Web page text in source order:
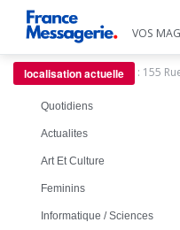
VOS
localisation actuelle : 155
Quotidiens
Actualites
Art Et Culture
Feminins
Informatique / Sciences